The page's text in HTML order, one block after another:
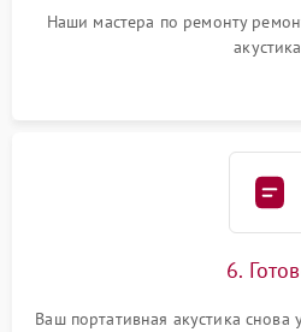
Наши мастера по ремонту
6.
Ваш портативная акустика снова